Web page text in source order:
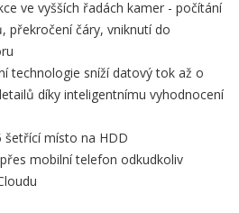
ve vyšších řadách kamer - počítání
překročení čáry, vniknutí do
technologie sníží datový tok až o
díky inteligentnímu vyhodnocení
šetřící místo na HDD
mobilní telefon odkudkoliv